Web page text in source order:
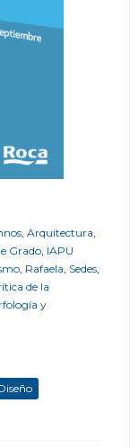
, Arquitectura,
Grado, IAPU
, Rafaela, Sedes,
de la
y